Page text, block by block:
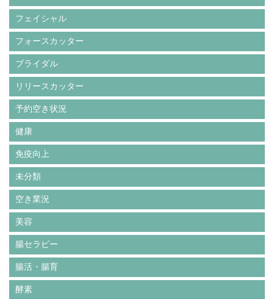
フェイシャル
フォースカッター
ブライダル
リリースカッター
予約空き状況
健康
免疫向上
未分類
空き業況
美容
腸セラピー
腸活・腸育
酵素